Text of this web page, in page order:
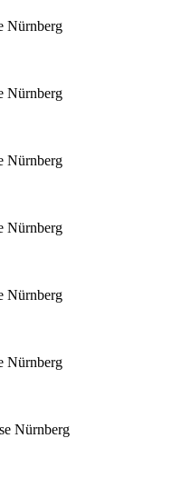
Nürnberg
Nürnberg
Nürnberg
Nürnberg
Nürnberg
Nürnberg
Nürnberg